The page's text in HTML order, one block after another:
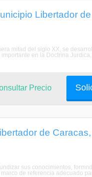
Libertador de
mitad del siglo XX, se
en la Doctrina
Precio
de Caracas,
sus conocimientos,
de referencia adecuado